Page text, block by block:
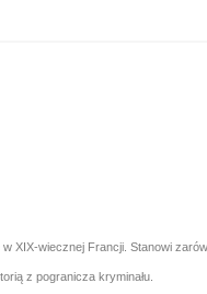
XIX-wiecznej Francji. Stanowi
z pogranicza kryminału.